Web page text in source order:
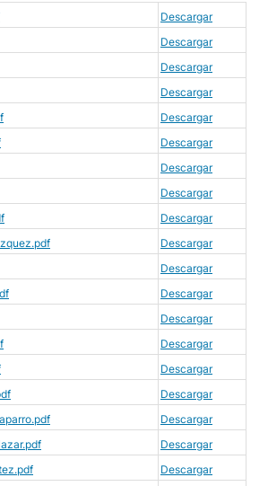
Descargar
Descargar
Descargar
Descargar
Descargar
Descargar
Descargar
Descargar
Descargar
Descargar
Descargar
Descargar
Descargar
Descargar
Descargar
Descargar
Descargar
Descargar
Descargar